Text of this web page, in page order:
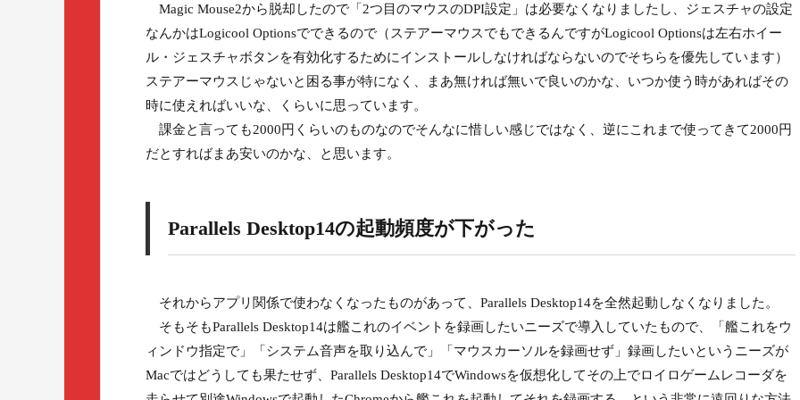
Magic Mouse2から脱却したので「2つ目のマウスのDPI設定」は必要なくなりましたし、ジェスチャの設定
なんかはLogicool Optionsでできるので（ステアーマウスでもできるんですがLogicool Optionsは左右ホイー
ル・ジェスチャボタンを有効化するためにインストールしなければならないのでそちらを優先しています）
ステアーマウスじゃないと困る事が特になく、まあ無ければ無いで良いのかな、いつか使う時があればその
時に使えればいいな、くらいに思っています。
課金と言っても2000円くらいのものなのでそんなに惜しい感じではなく、逆にこれまで使ってきて2000円
だとすればまあ安いのかな、と思います。
Parallels Desktop14の起動頻度が下がった
それからアプリ関係で使わなくなったものがあって、Parallels Desktop14を全然起動しなくなりました。
そもそもParallels Desktop14は艦これのイベントを録画したいニーズで導入していたもので、「艦これをウ
ィンドウ指定で」「システム音声を取り込んで」「マウスカーソルを録画せず」録画したいというニーズが
Macではどうしても果たせず、Parallels Desktop14でWindowsを仮想化してその上でロイロゲームレコーダを